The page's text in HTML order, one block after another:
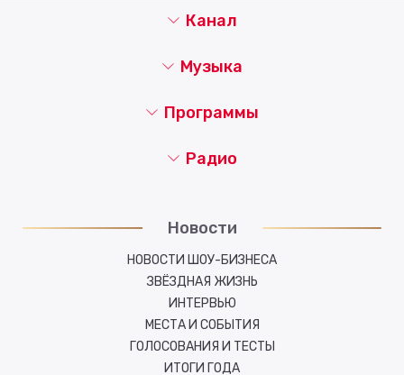
Канал
Музыка
Новости
НОВОСТИ ШОУ-БИЗНЕСА
ЗВЁЗДНАЯ ЖИЗНЬ
ИНТЕРВЬЮ
МЕСТА И СОБЫТИЯ
ГОЛОСОВАНИЯ И ТЕСТЫ
ИТОГИ ГОДА
Программы
Радио